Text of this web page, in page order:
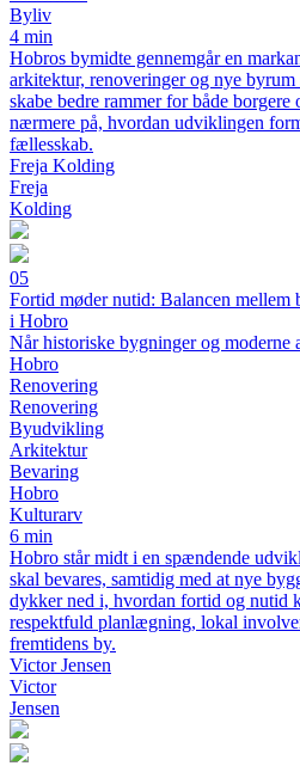
Byliv
4 min
Hobros bymidte gennemgår en
arkitektur, renoveringer og nye
skabe bedre rammer for både
nærmere på, hvordan udviklingen
fællesskab.
Freja Kolding
Freja
Kolding
05
Fortid møder nutid: Balancen mellem
i Hobro
Når historiske bygninger og moderne
Hobro
Renovering
Renovering
Byudvikling
Arkitektur
Bevaring
Hobro
Kulturarv
6 min
Hobro står midt i en spændende
skal bevares, samtidig med at nye
dykker ned i, hvordan fortid og nutid
respektfuld planlægning, lokal
fremtidens by.
Victor Jensen
Victor
Jensen